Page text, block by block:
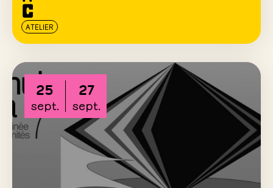
ATELIER
25
sept.
27
sept.